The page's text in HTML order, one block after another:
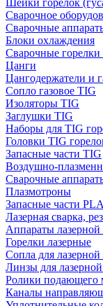
Шейки горелок
Сварочное
Сварочные
Блоки охлаждения
Сварочные
Цанги
Цангодержатели и
Сопло газовое TIG
Изоляторы TIG
Заглушки TIG
Наборы для TIG
Головки TIG
Запасные части TIG
Воздушно-
Сварочные
Плазмотроны
Запасные части
Лазерная сварка,
Аппараты лазерной
Горелки лазерные
Сопла для лазерной
Линзы для
Ролики подающего
Каналы